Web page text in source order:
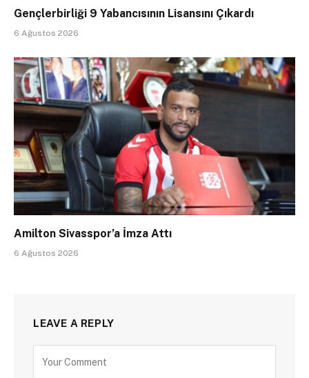
Gençlerbirliği 9 Yabancısının Lisansını Çıkardı
6 Ağustos 2026
Amilton Sivasspor’a İmza Attı
6 Ağustos 2026
LEAVE A REPLY